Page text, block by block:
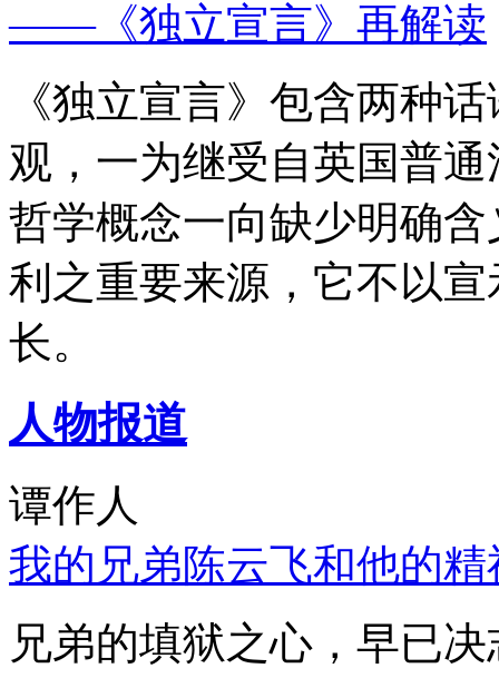
——《独立宣言》再解读
《独立宣言》包含两种
观，一为继受自英国普
哲学概念一向缺少明确
利之重要来源，它不以
长。
人物报道
谭作人
我的兄弟陈云飞和他的
兄弟的填狱之心，早已